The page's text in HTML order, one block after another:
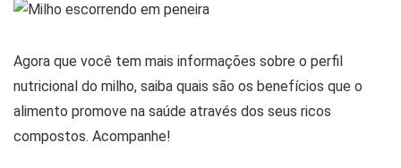
Agora que você tem mais informações sobre o perfil
nutricional do milho, saiba quais são os benefícios que o
alimento promove na saúde através dos seus ricos
compostos. Acompanhe!